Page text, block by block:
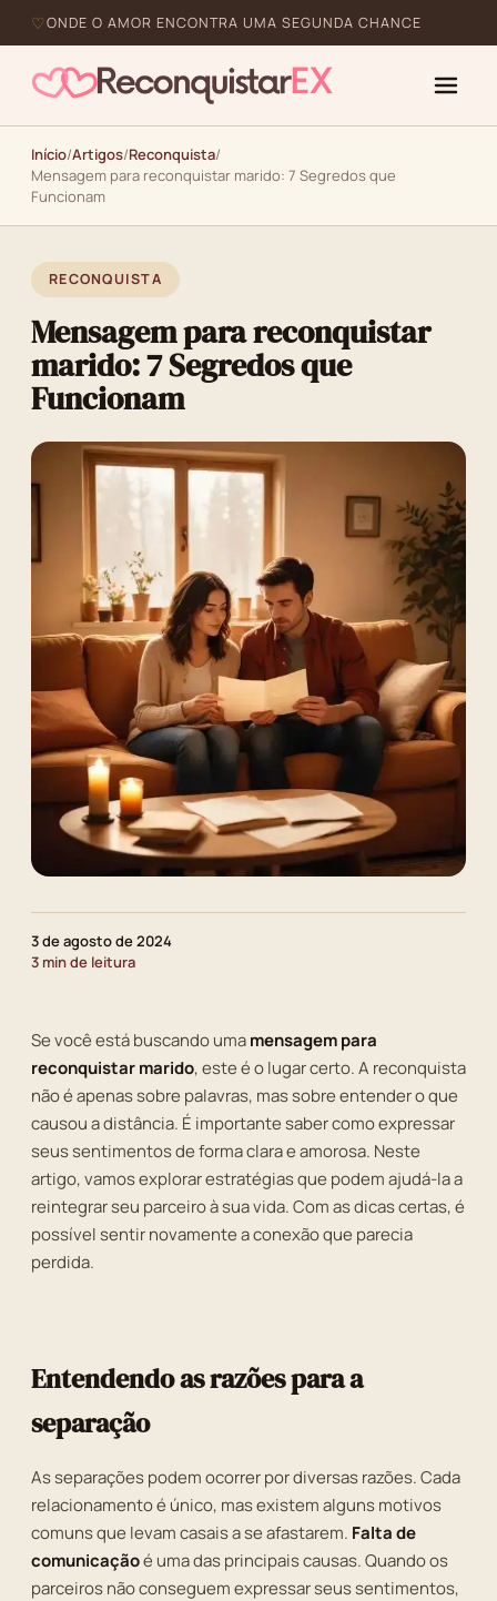
ONDE O AMOR ENCONTRA UMA SEGUNDA CHANCE
Início/Artigos/Reconquista/
Mensagem para reconquistar marido: 7 Segredos que
Funcionam
RECONQUISTA
Mensagem para reconquistar
marido: 7 Segredos que
Funcionam
3 de agosto de 2024
3 min de leitura
Se você está buscando umamensagem para
reconquistar marido, este é o lugar certo. A reconquista
não é apenas sobre palavras, mas sobre entender o que
causou a distância. É importante saber como expressar
seus sentimentos de forma clara e amorosa. Neste
artigo, vamos explorar estratégias que podem ajudá-la a
reintegrar seu parceiro à sua vida. Com as dicas certas, é
possível sentir novamente a conexão que parecia
perdida.
Entendendo as razões para a
separação
As separações podem ocorrer por diversas razões. Cada
relacionamento é único, mas existem alguns motivos
comuns que levam casais a se afastarem. Falta de
comunicaçãoé uma das principais causas. Quando os
parceiros não conseguem expressar seus sentimentos,